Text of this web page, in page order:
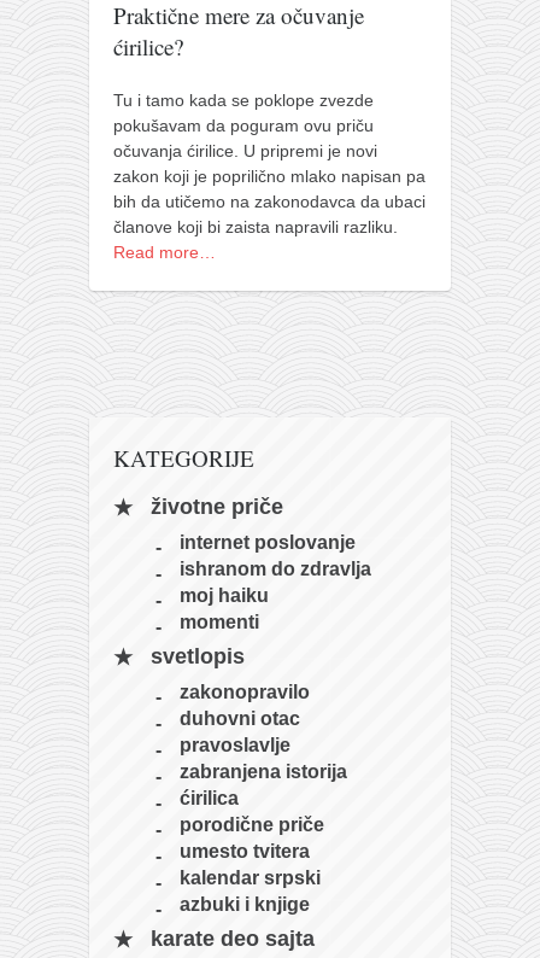
pravoslavlje
zabranjena istorija
porodične priče
umesto tvitera
kalendar srpski
azbuki i knjige
Okinava karate
najnovije na blogu
moje beleške
istorija karatea
kihon
kushanku
passai
temashiwari
Praktične mere za očuvanje
ćirilice?
Tu i tamo kada se poklope zvezde
pokušavam da poguram ovu priču
očuvanja ćirilice. U pripremi je novi
zakon koji je poprilično mlako napisan pa
bih da utičemo na zakonodavca da ubaci
članove koji bi zaista napravili razliku.
Read more…
KATEGORIJE
životne priče
internet poslovanje
ishranom do zdravlja
moj haiku
momenti
svetlopis
zakonopravilo
duhovni otac
pravoslavlje
zabranjena istorija
ćirilica
porodične priče
umesto tvitera
kalendar srpski
azbuki i knjige
karate deo sajta